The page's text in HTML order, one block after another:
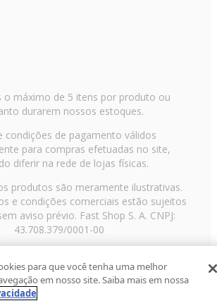
o máximo de 5 itens por produto ou
durarem nossos estoques.
condições de pagamento válidos
para compras efetuadas no site,
diferir na rede de lojas físicas.
produtos são meramente ilustrativas.
e condições comerciais estão sujeitos
aviso prévio. Fast Shop S. A. CNPJ:
43.708.379/0001-00
02029-001, Telefone: 11 3003-3728 ©
- Todos os direitos reservadosRF
para que você tenha uma melhor
em nosso site. Saiba mais em nossa